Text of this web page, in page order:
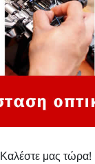
Καλέστε μας τώρα!